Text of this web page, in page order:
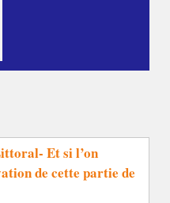
Et si l’on
de cette partie de